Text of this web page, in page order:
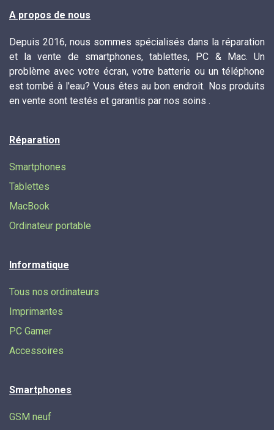
A propos de nous
Depuis 2016, nous sommes spécialisés dans la réparation
et la vente de smartphones, tablettes, PC & Mac. Un
problème avec votre écran, votre batterie ou un téléphone
est tombé à l'eau? Vous êtes au bon endroit. Nos produits
en vente sont testés et garantis par nos soins .
Réparation
Smartphones
Tablettes
MacBook
Ordinateur portable
Informatique
Tous nos ordinateurs
Imprimantes
PC Gamer
Accessoires
Smartphones
GSM neuf